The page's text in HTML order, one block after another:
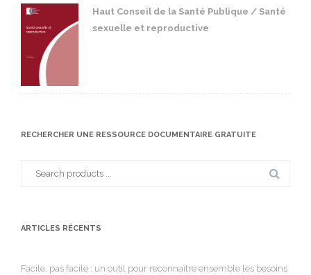
Haut Conseil de la Santé Publique / Santé
sexuelle et reproductive
RECHERCHER UNE RESSOURCE DOCUMENTAIRE GRATUITE
ARTICLES RÉCENTS
Facile, pas facile : un outil pour reconnaître ensemble les besoins